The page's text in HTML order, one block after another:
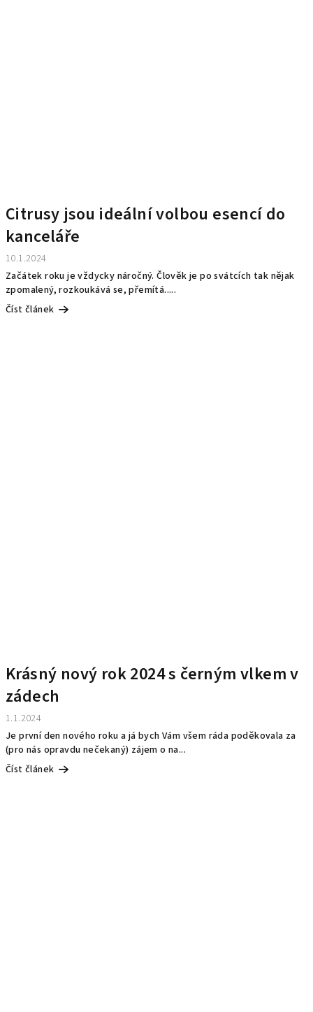
Citrusy jsou ideální volbou esencí do
kanceláře
10.1.2024
Začátek roku je vždycky náročný. Člověk je po svátcích tak nějak
zpomalený, rozkoukává se, přemítá.....
Číst článek
Krásný nový rok 2024 s černým vlkem v
zádech
1.1.2024
Je první den nového roku a já bych Vám všem ráda poděkovala za
(pro nás opravdu nečekaný) zájem o na...
Číst článek